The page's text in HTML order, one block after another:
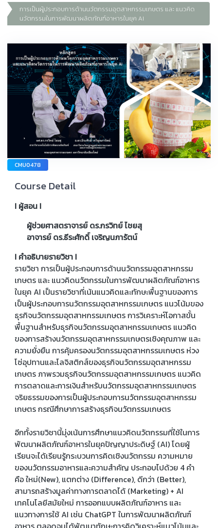
การเป็นผู้ประกอบการด้านนวัตกรรมอุตสาหกรรมเกษตร และ แนวคิด
นวัตกรรมในการพัฒนาผลิตภัณฑ์อาหารในยุค AI
CMU0478
Course Detail
I ผู้สอน I
ผู้ช่วยศาสตราจารย์ ดร.กรวิทย์ ไชยสุ
อาจารย์ ดร.ธีระศักดิ์ เจริญนภารัตน์
I คำอธิบายรายวิชา I
รายวิชา การเป็นผู้ประกอบการด้านนวัตกรรมอุตสาหกรรม
เกษตร และ แนวคิดนวัตกรรมในการพัฒนาผลิตภัณฑ์อาหาร
ในยุค AI เป็นรายวิชาที่เน้นแนวคิดและทักษะพื้นฐานของการ
เป็นผู้ประกอบการนวัตกรรมอุตสาหกรรมเกษตร แนวโน้มของ
ธุรกิจนวัตกรรมอุตสาหกรรมเกษตร การวิเคราะห์โอกาสขั้น
พื้นฐานสำหรับธุรกิจนวัตกรรมอุตสาหกรรมเกษตร แนวคิด
ของการสร้างนวัตกรรมอุตสาหกรรมเกษตรเชิงคุณภาพ และ
ความยั่งยืน การคุ้มครองนวัตกรรมอุตสาหกรรมเกษตร ห่วง
โซ่อุปทานและโลจิสติกส์ของธุรกิจนวัตกรรมอุตสาหกรรม
เกษตร ภาพรวมธุรกิจนวัตกรรมอุตสาหกรรมเกษตร แนวคิด
การตลาดและการเงินสำหรับนวัตกรรมอุตสาหกรรมเกษตร
จริยธรรมของการเป็นผู้ประกอบการนวัตกรรมอุตสาหกรรม
เกษตร กรณีศึกษาการสร้างธุรกิจนวัตกรรมเกษตร
อีกทั้งรายวิชานี้มุ่งเน้นการศึกษาแนวคิดนวัตกรรมที่ใช้ในการ
พัฒนาผลิตภัณฑ์อาหารในยุคปัญญาประดิษฐ์ (AI) โดยผู้
เรียนจะได้เรียนรู้กระบวนการคิดเชิงนวัตกรรม ความหมาย
ของนวัตกรรมอาหารและความสำคัญ ประกอบไปด้วย 4 คำ
คือ ใหม่(New), แตกต่าง (Difference), ดีกว่า (Better),
สามารถสร้างมูลค่าทางการตลาดได้ (Marketing) + AI
เทคโนโลยีสมัยใหม่ การออกแบบผลิตภัณฑ์อาหาร และ
แนวทางการใช้ AI เช่น ChatGPT ในการพัฒนาผลิตภัณฑ์